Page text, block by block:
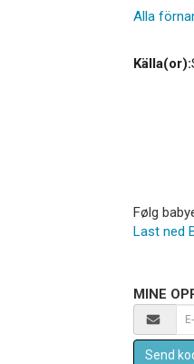
Alla
Källa(or):
Følg
Last ned
MINE
Send